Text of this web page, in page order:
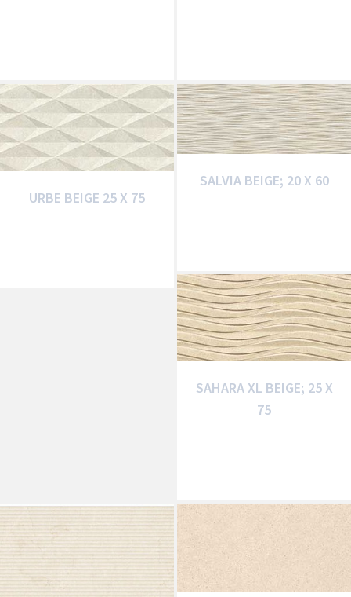
URBE BEIGE 25 X 75
SALVIA BEIGE; 20 X 60
SAHARA XL BEIGE; 25 X
75